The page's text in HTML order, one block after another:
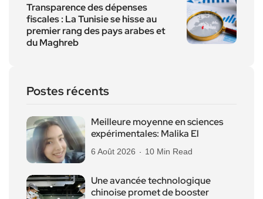
Transparence des dépenses
fiscales : La Tunisie se hisse au
premier rang des pays arabes et
du Maghreb
Postes récents
Meilleure moyenne en sciences
expérimentales: Malika El
6 Août 2026 10 Min Read
Une avancée technologique
chinoise promet de booster